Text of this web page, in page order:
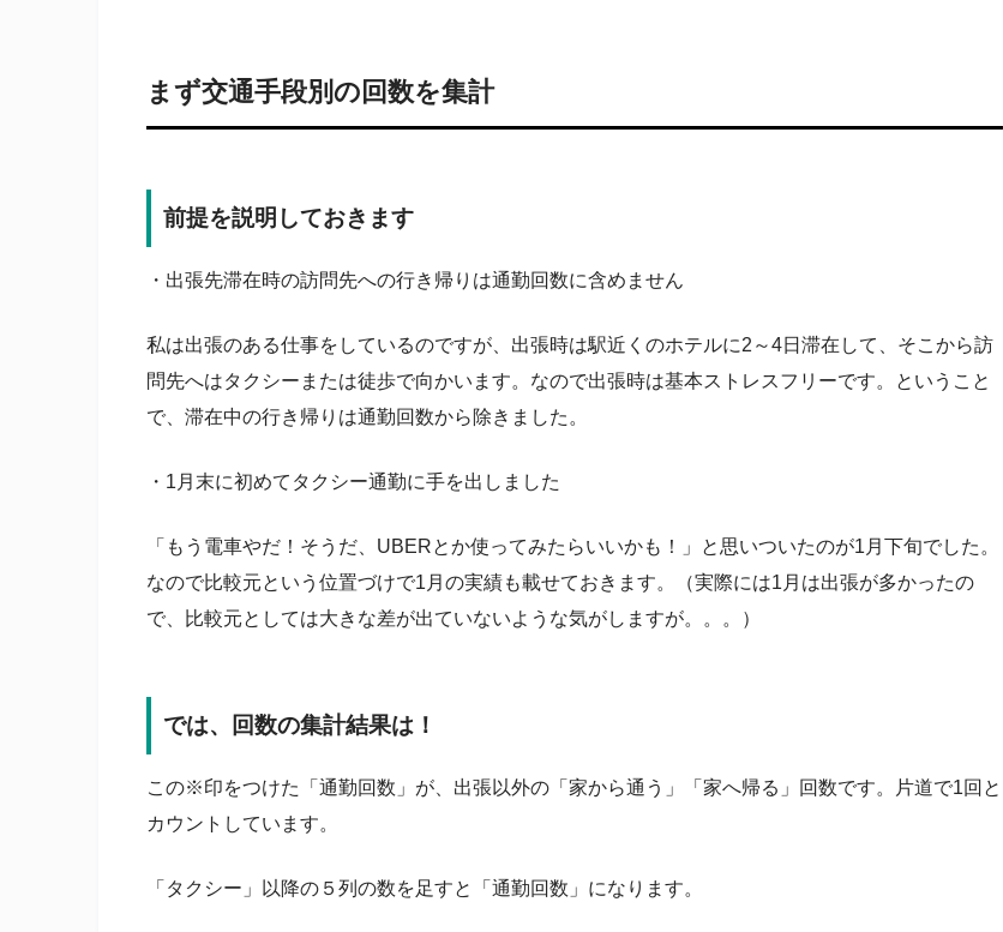
まず交通手段別の回数を集計
前提を説明しておきます
・出張先滞在時の訪問先への行き帰りは通勤回数に含めません
私は出張のある仕事をしているのですが、出張時は駅近くのホテルに2～4日滞在して、そこから訪
問先へはタクシーまたは徒歩で向かいます。なので出張時は基本ストレスフリーです。ということ
で、滞在中の行き帰りは通勤回数から除きました。
・1月末に初めてタクシー通勤に手を出しました
「もう電車やだ！そうだ、UBERとか使ってみたらいいかも！」と思いついたのが1月下旬でした。
なので比較元という位置づけで1月の実績も載せておきます。（実際には1月は出張が多かったの
で、比較元としては大きな差が出ていないような気がしますが。。。）
では、回数の集計結果は！
この※印をつけた「通勤回数」が、出張以外の「家から通う」「家へ帰る」回数です。片道で1回と
カウントしています。
「タクシー」以降の５列の数を足すと「通勤回数」になります。